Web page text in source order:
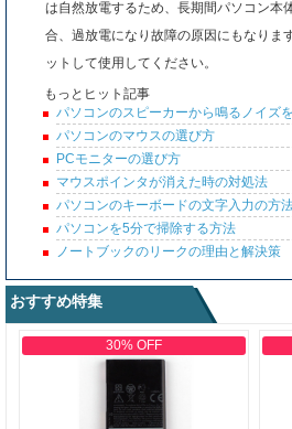
は自然放電するため、長期間パソコン本
合、過放電になり故障の原因にもなりま
ットして使用してください。
もっとヒット記事
パソコンのスピーカーから鳴るノイズ
パソコンのマウスの選び方
PCモニターの選び方
マウスポインタが消えた時の対処法
パソコンのキーボードの文字入力の方
パソコンを5分で掃除する方法
ノートブックのリークの理由と解決策
おすすめ特集
30% OFF